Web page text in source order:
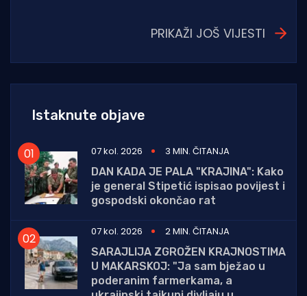
PRIKAŽI JOŠ VIJESTI
Istaknute objave
07 kol. 2026
3 MIN. ČITANJA
DAN KADA JE PALA "KRAJINA": Kako
je general Stipetić ispisao povijest i
gospodski okončao rat
07 kol. 2026
2 MIN. ČITANJA
SARAJLIJA ZGROŽEN KRAJNOSTIMA
U MAKARSKOJ: "Ja sam bježao u
poderanim farmerkama, a